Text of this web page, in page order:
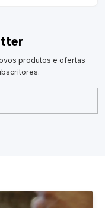
produtos e ofertas